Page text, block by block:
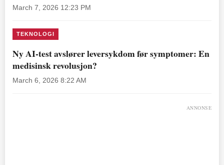
March 7, 2026 12:23 PM
TEKNOLOGI
Ny AI-test avslører leversykdom før symptomer: En
medisinsk revolusjon?
March 6, 2026 8:22 AM
ANNONSE